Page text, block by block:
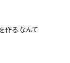
作るなんて